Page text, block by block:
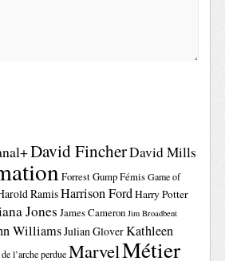
David FincherDavid Mills
Forrest GumpFémis Game of
RamisHarrison FordHarry Potter
Jones James Cameron Jim Broadbent
WilliamsJulian GloverKathleen
l’arche perdue MarvelMétier